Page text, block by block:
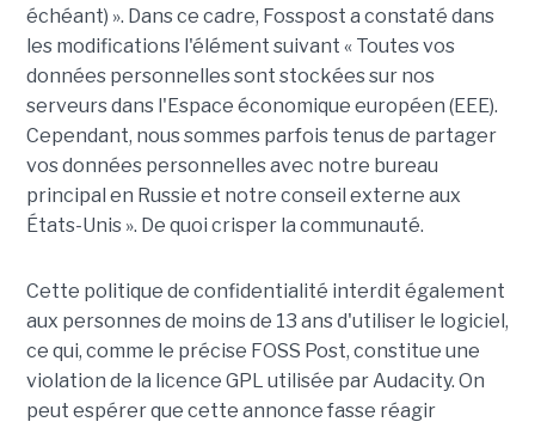
échéant) ». Dans ce cadre, Fosspost a constaté dans
les modifications l'élément suivant « Toutes vos
données personnelles sont stockées sur nos
serveurs dans l'Espace économique européen (EEE).
Cependant, nous sommes parfois tenus de partager
vos données personnelles avec notre bureau
principal en Russie et notre conseil externe aux
États-Unis ». De quoi crisper la communauté.
Cette politique de confidentialité interdit également
aux personnes de moins de 13 ans d'utiliser le logiciel,
ce qui, comme le précise FOSS Post, constitue une
violation de la licence GPL utilisée par Audacity. On
peut espérer que cette annonce fasse réagir